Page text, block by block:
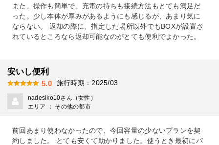
また、操作も簡単で、充電の持ちも接続方法もとても満足だ
った。少し本体が厚みがあるようにも感じるが、あまり気に
ならない。 返却の際に、指定した場所以外でもBOXが設置さ
れているところなら返却可能なのがとても便利でよかった。
安いし便利
5.0 旅行時期：2025/03
nadesiko10さん（女性）
エリア ： その他の都市
前回あまり使わなかったので、今回容量の少ないプランを契
約しました。 とても安くて助かりました。使うとき最初にパ